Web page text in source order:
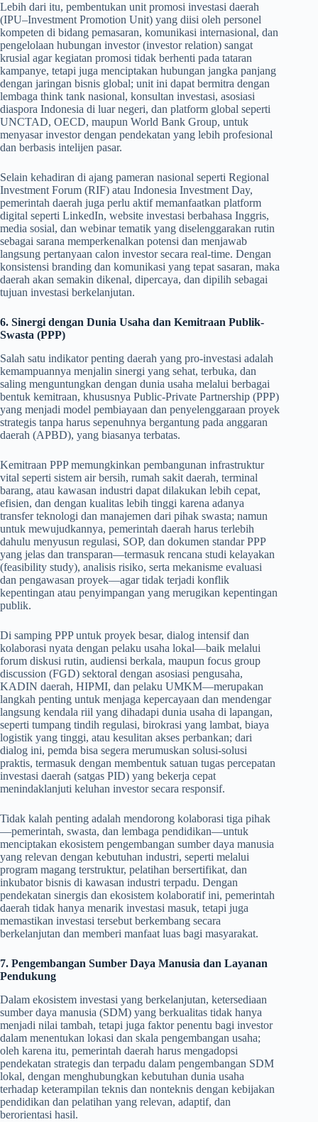
Lebih dari itu, pembentukan unit promosi investasi daerah
(IPU–Investment Promotion Unit) yang diisi oleh personel
kompeten di bidang pemasaran, komunikasi internasional, dan
pengelolaan hubungan investor (investor relation) sangat
krusial agar kegiatan promosi tidak berhenti pada tataran
kampanye, tetapi juga menciptakan hubungan jangka panjang
dengan jaringan bisnis global; unit ini dapat bermitra dengan
lembaga think tank nasional, konsultan investasi, asosiasi
diaspora Indonesia di luar negeri, dan platform global seperti
UNCTAD, OECD, maupun World Bank Group, untuk
menyasar investor dengan pendekatan yang lebih profesional
dan berbasis intelijen pasar.
Selain kehadiran di ajang pameran nasional seperti Regional
Investment Forum (RIF) atau Indonesia Investment Day,
pemerintah daerah juga perlu aktif memanfaatkan platform
digital seperti LinkedIn, website investasi berbahasa Inggris,
media sosial, dan webinar tematik yang diselenggarakan rutin
sebagai sarana memperkenalkan potensi dan menjawab
langsung pertanyaan calon investor secara real-time. Dengan
konsistensi branding dan komunikasi yang tepat sasaran, maka
daerah akan semakin dikenal, dipercaya, dan dipilih sebagai
tujuan investasi berkelanjutan.
6. Sinergi dengan Dunia Usaha dan Kemitraan Publik-
Swasta (PPP)
Salah satu indikator penting daerah yang pro-investasi adalah
kemampuannya menjalin sinergi yang sehat, terbuka, dan
saling menguntungkan dengan dunia usaha melalui berbagai
bentuk kemitraan, khususnya Public-Private Partnership (PPP)
yang menjadi model pembiayaan dan penyelenggaraan proyek
strategis tanpa harus sepenuhnya bergantung pada anggaran
daerah (APBD), yang biasanya terbatas.
Kemitraan PPP memungkinkan pembangunan infrastruktur
vital seperti sistem air bersih, rumah sakit daerah, terminal
barang, atau kawasan industri dapat dilakukan lebih cepat,
efisien, dan dengan kualitas lebih tinggi karena adanya
transfer teknologi dan manajemen dari pihak swasta; namun
untuk mewujudkannya, pemerintah daerah harus terlebih
dahulu menyusun regulasi, SOP, dan dokumen standar PPP
yang jelas dan transparan—termasuk rencana studi kelayakan
(feasibility study), analisis risiko, serta mekanisme evaluasi
dan pengawasan proyek—agar tidak terjadi konflik
kepentingan atau penyimpangan yang merugikan kepentingan
publik.
Di samping PPP untuk proyek besar, dialog intensif dan
kolaborasi nyata dengan pelaku usaha lokal—baik melalui
forum diskusi rutin, audiensi berkala, maupun focus group
discussion (FGD) sektoral dengan asosiasi pengusaha,
KADIN daerah, HIPMI, dan pelaku UMKM—merupakan
langkah penting untuk menjaga kepercayaan dan mendengar
langsung kendala riil yang dihadapi dunia usaha di lapangan,
seperti tumpang tindih regulasi, birokrasi yang lambat, biaya
logistik yang tinggi, atau kesulitan akses perbankan; dari
dialog ini, pemda bisa segera merumuskan solusi-solusi
praktis, termasuk dengan membentuk satuan tugas percepatan
investasi daerah (satgas PID) yang bekerja cepat
menindaklanjuti keluhan investor secara responsif.
Tidak kalah penting adalah mendorong kolaborasi tiga pihak
—pemerintah, swasta, dan lembaga pendidikan—untuk
menciptakan ekosistem pengembangan sumber daya manusia
yang relevan dengan kebutuhan industri, seperti melalui
program magang terstruktur, pelatihan bersertifikat, dan
inkubator bisnis di kawasan industri terpadu. Dengan
pendekatan sinergis dan ekosistem kolaboratif ini, pemerintah
daerah tidak hanya menarik investasi masuk, tetapi juga
memastikan investasi tersebut berkembang secara
berkelanjutan dan memberi manfaat luas bagi masyarakat.
7. Pengembangan Sumber Daya Manusia dan Layanan
Pendukung
Dalam ekosistem investasi yang berkelanjutan, ketersediaan
sumber daya manusia (SDM) yang berkualitas tidak hanya
menjadi nilai tambah, tetapi juga faktor penentu bagi investor
dalam menentukan lokasi dan skala pengembangan usaha;
oleh karena itu, pemerintah daerah harus mengadopsi
pendekatan strategis dan terpadu dalam pengembangan SDM
lokal, dengan menghubungkan kebutuhan dunia usaha
terhadap keterampilan teknis dan nonteknis dengan kebijakan
pendidikan dan pelatihan yang relevan, adaptif, dan
berorientasi hasil.